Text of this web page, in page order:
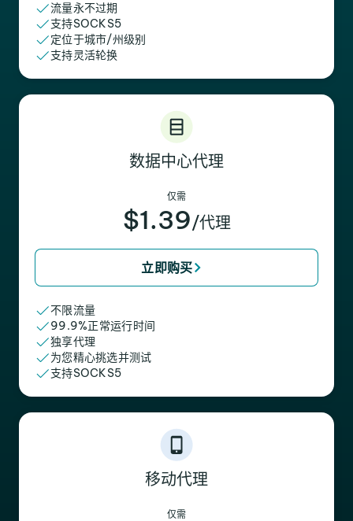
流量永不过期
支持SOCKS5
定位于城市/州级别
支持灵活轮换
数据中心代理
仅需
$1.39/代理
立即购买
不限流量
99.9%正常运行时间
独享代理
为您精心挑选并测试
支持SOCKS5
移动代理
仅需